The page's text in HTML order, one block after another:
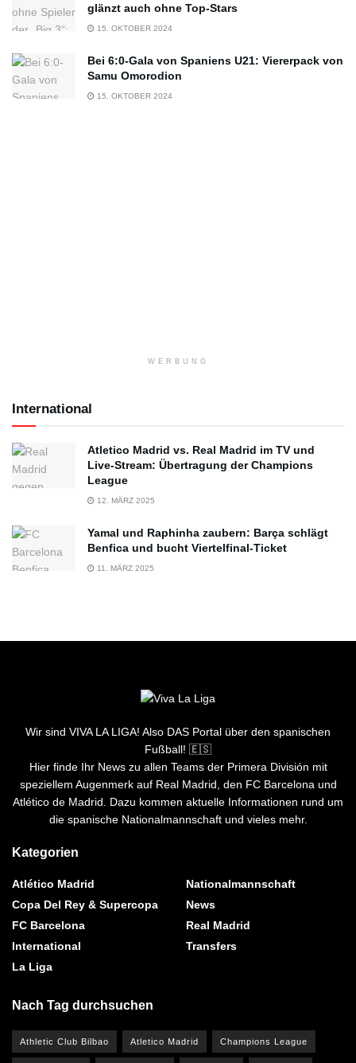
glänzt auch ohne Top-Stars
15. OKTOBER 2024
Bei 6:0-Gala von Spaniens U21: Viererpack von
Samu Omorodion
15. OKTOBER 2024
WERBUNG
International
Atletico Madrid vs. Real Madrid im TV und
Live-Stream: Übertragung der Champions
League
12. MÄRZ 2025
Yamal und Raphinha zaubern: Barça schlägt
Benfica und bucht Viertelfinal-Ticket
11. MÄRZ 2025
Wir sind VIVA LA LIGA! Also DAS Portal über den spanischen
Fußball! 🇪🇸
Hier finde Ihr News zu allen Teams der Primera División mit
speziellem Augenmerk auf Real Madrid, den FC Barcelona und
Atlético de Madrid. Dazu kommen aktuelle Informationen rund um
die spanische Nationalmannschaft und vieles mehr.
Kategorien
Atlético Madrid
Copa Del Rey & Supercopa
FC Barcelona
International
La Liga
Nationalmannschaft
News
Real Madrid
Transfers
Nach Tag durchsuchen
Athletic Club Bilbao Atletico Madrid Champions League